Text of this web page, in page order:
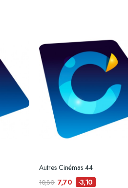
Autres Cinémas 44
10,80 7,70 -3,10